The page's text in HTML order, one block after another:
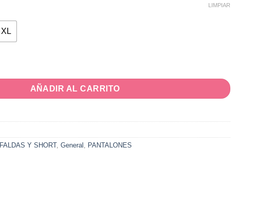
XL
LIMPIAR
AÑADIR AL CARRITO
FALDAS Y SHORT, General , PANTALONES